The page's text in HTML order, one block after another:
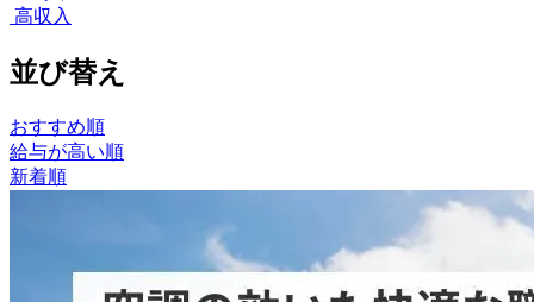
高収入
並び替え
おすすめ順
給与が高い順
新着順